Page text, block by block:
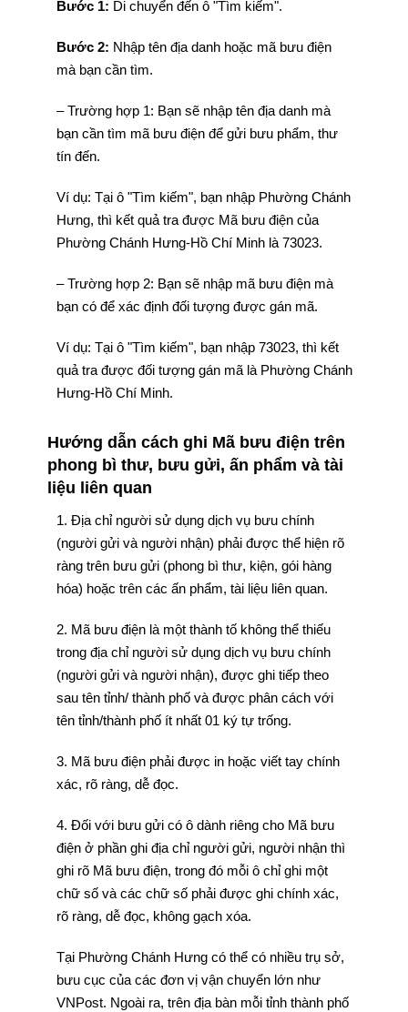
Bước 1: Di chuyển đến ô "Tìm kiếm".
Bước 2: Nhập tên địa danh hoặc mã bưu điện
mà bạn cần tìm.
– Trường hợp 1: Bạn sẽ nhập tên địa danh mà
bạn cần tìm mã bưu điện để gửi bưu phẩm, thư
tín đến.
Ví dụ: Tại ô "Tìm kiếm", bạn nhập Phường Chánh
Hưng, thì kết quả tra được Mã bưu điện của
Phường Chánh Hưng-Hồ Chí Minh là 73023.
– Trường hợp 2: Bạn sẽ nhập mã bưu điện mà
bạn có để xác định đối tượng được gán mã.
Ví dụ: Tại ô "Tìm kiếm", bạn nhập 73023, thì kết
quả tra được đối tượng gán mã là Phường Chánh
Hưng-Hồ Chí Minh.
Hướng dẫn cách ghi Mã bưu điện trên
phong bì thư, bưu gửi, ấn phẩm và tài
liệu liên quan
1. Địa chỉ người sử dụng dịch vụ bưu chính
(người gửi và người nhận) phải được thể hiện rõ
ràng trên bưu gửi (phong bì thư, kiện, gói hàng
hóa) hoặc trên các ấn phẩm, tài liệu liên quan.
2. Mã bưu điện là một thành tố không thể thiếu
trong địa chỉ người sử dụng dịch vụ bưu chính
(người gửi và người nhận), được ghi tiếp theo
sau tên tỉnh/ thành phố và được phân cách với
tên tỉnh/thành phố ít nhất 01 ký tự trống.
3. Mã bưu điện phải được in hoặc viết tay chính
xác, rõ ràng, dễ đọc.
4. Đối với bưu gửi có ô dành riêng cho Mã bưu
điện ở phần ghi địa chỉ người gửi, người nhận thì
ghi rõ Mã bưu điện, trong đó mỗi ô chỉ ghi một
chữ số và các chữ số phải được ghi chính xác,
rõ ràng, dễ đọc, không gạch xóa.
Tại Phường Chánh Hưng có thể có nhiều trụ sở,
bưu cục của các đơn vị vận chuyển lớn như
VNPost. Ngoài ra, trên địa bàn mỗi tỉnh thành phố